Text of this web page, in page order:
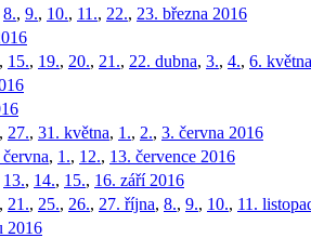
8., 9., 10., 11., 22., 23. března 2016
, 15., 19., 20., 21., 22. dubna, 3., 4., 6.
, 27., 31. května, 1., 2., 3. června 2016
, 1., 12., 13. července 2016
13., 14., 15., 16. září 2016
, 21., 25., 26., 27. října, 8., 9., 10., 11.
2016